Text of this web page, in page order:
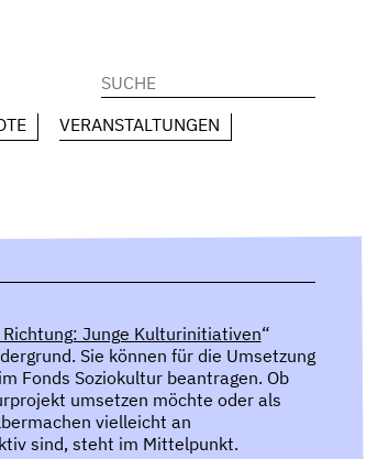
Suchen
nach:
VERANSTALTUNGEN
Junge Kulturinitiativen“
Sie können für die Umsetzung
Fonds Soziokultur beantragen. Ob
umsetzen möchte oder als
vielleicht an
sind, steht im Mittelpunkt.